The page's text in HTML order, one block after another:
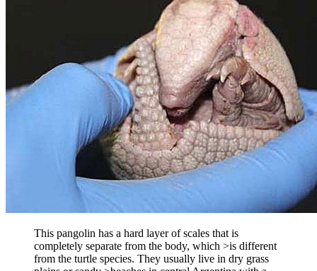
This pangolin has a hard layer of scales that is
completely separate from the body, which >is different
from the turtle species. They usually live in dry grass